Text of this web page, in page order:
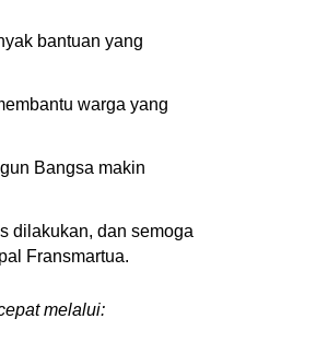
bantuan yang
warga yang
Bangsa makin
dilakukan, dan semoga
Fransmartua.
melalui: